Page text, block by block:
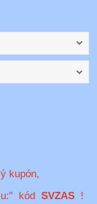
kupón,
kódSVZAS !